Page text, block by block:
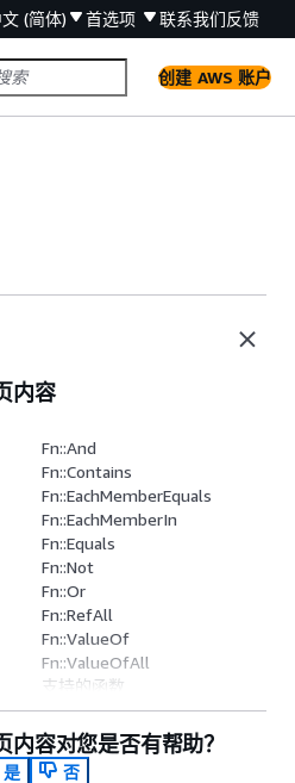
(简体) 首选项 联系我们反馈
创建 AWS 账户
内容
Fn::And
Fn::Contains
Fn::EachMemberEquals
Fn::EachMemberIn
Fn::Equals
Fn::Not
Fn::Or
Fn::RefAll
Fn::ValueOf
Fn::ValueOfAll
支持的函数
支持的属性
内容对您是否有帮助？
是
否